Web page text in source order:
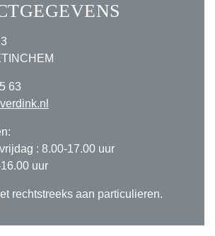
63
: 8.00-17.00 uur
uur
rechtstreeks aan particulieren.